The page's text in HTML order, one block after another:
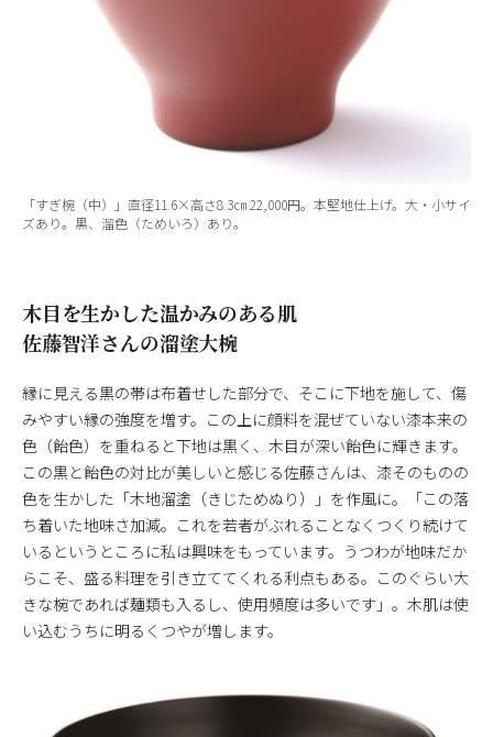
「すぎ椀（中）」直径11.6×高さ8.3㎝ 22,000円。本堅地仕上げ。大・小サイ
ズあり。黒、溜色（ためいろ）あり。
木目を生かした温かみのある肌
佐藤智洋さんの溜塗大椀
縁に見える黒の帯は布着せした部分で、そこに下地を施して、傷
みやすい縁の強度を増す。この上に顔料を混ぜていない漆本来の
色（飴色）を重ねると下地は黒く、木目が深い飴色に輝きます。
この黒と飴色の対比が美しいと感じる佐藤さんは、漆そのものの
色を生かした「木地溜塗（きじためぬり）」を作風に。「この落
ち着いた地味さ加減。これを若者がぶれることなくつくり続けて
いるというところに私は興味をもっています。うつわが地味だか
らこそ、盛る料理を引き立ててくれる利点もある。このぐらい大
きな椀であれば麺類も入るし、使用頻度は多いです」。木肌は使
い込むうちに明るくつやが増します。